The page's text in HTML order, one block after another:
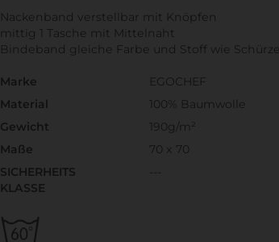
Nackenband verstellbar mit Knöpfen
mittig 1 Tasche mit Mittelnaht
Bindeband gleiche Farbe und Stoff wie Schürze
Marke
EGOCHEF
Material
100% Baumwolle
Gewicht
190g/m²
Maße
70 x 70
SICHERHEITS
KLASSE